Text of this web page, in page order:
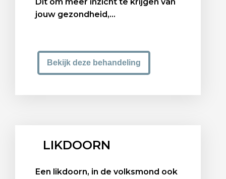
jouw gezondheid,...
Bekijk deze behandeling
LIKDOORN
Een likdoorn, in de volksmond ook